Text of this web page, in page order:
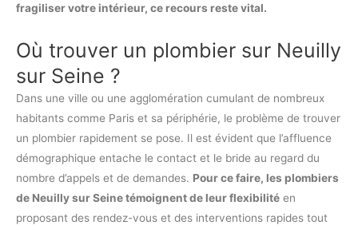
fragiliser votre intérieur, ce recours reste vital.
Où trouver un plombier sur Neuilly
sur Seine ?
Dans une ville ou une agglomération cumulant de nombreux
habitants comme Paris et sa périphérie, le problème de trouver
un plombier rapidement se pose. Il est évident que l’affluence
démographique entache le contact et le bride au regard du
nombre d’appels et de demandes. Pour ce faire, les plombiers
de Neuilly sur Seine témoignent de leur flexibilité en
proposant des rendez-vous et des interventions rapides tout